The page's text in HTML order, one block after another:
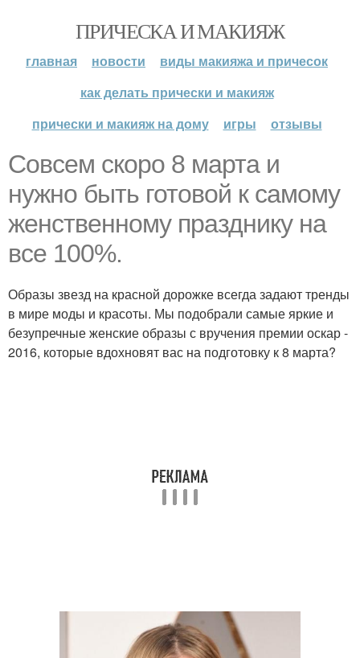
ПРИЧЕСКА И МАКИЯЖ
главная новости
виды макияжа и причесок
как делать прически и макияж
прически и макияж на дому
игры отзывы
Совсем скоро 8 марта и
нужно быть готовой к самому
женственному празднику на
все 100%.
Образы звезд на красной дорожке всегда задают тренды
в мире моды и красоты. Мы подобрали самые яркие и
безупречные женские образы с вручения премии оскар -
2016, которые вдохновят вас на подготовку к 8 марта?